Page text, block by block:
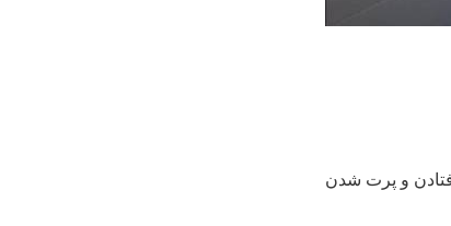
و پرت شدن